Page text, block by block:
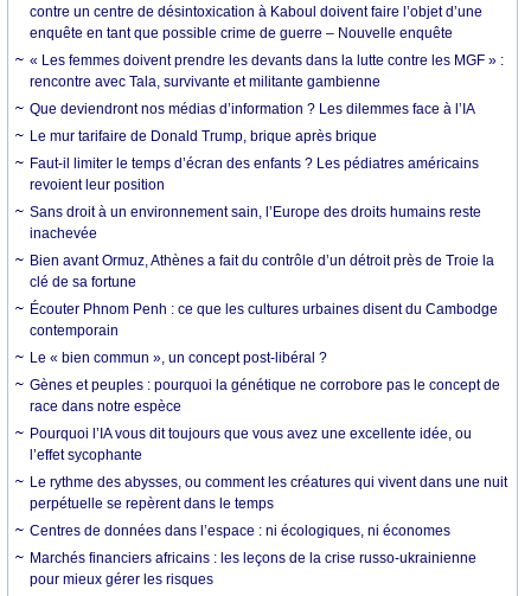
contre un centre de désintoxication à Kaboul doivent faire l’objet d’une
enquête en tant que possible crime de guerre – Nouvelle enquête
« Les femmes doivent prendre les devants dans la lutte contre les MGF » :
rencontre avec Tala, survivante et militante gambienne
Que deviendront nos médias d’information ? Les dilemmes face à l’IA
Le mur tarifaire de Donald Trump, brique après brique
Faut-il limiter le temps d’écran des enfants ? Les pédiatres américains
revoient leur position
Sans droit à un environnement sain, l’Europe des droits humains reste
inachevée
Bien avant Ormuz, Athènes a fait du contrôle d’un détroit près de Troie la
clé de sa fortune
Écouter Phnom Penh : ce que les cultures urbaines disent du Cambodge
contemporain
Le « bien commun », un concept post-libéral ?
Gènes et peuples : pourquoi la génétique ne corrobore pas le concept de
race dans notre espèce
Pourquoi l’IA vous dit toujours que vous avez une excellente idée, ou
l’effet sycophante
Le rythme des abysses, ou comment les créatures qui vivent dans une nuit
perpétuelle se repèrent dans le temps
Centres de données dans l’espace : ni écologiques, ni économes
Marchés financiers africains : les leçons de la crise russo-ukrainienne
pour mieux gérer les risques